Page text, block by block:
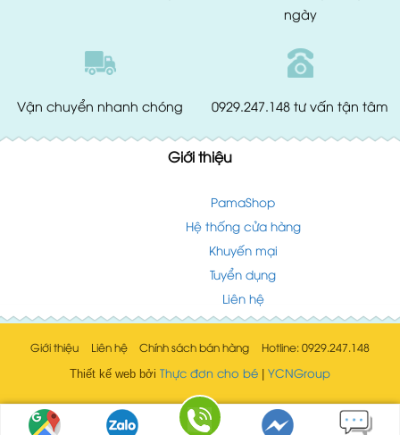
ngày
Vận chuyển nhanh chóng 0929.247.148 tư vấn tận tâm
Giới thiệu
PamaShop
Hệ thống cửa hàng
Khuyến mại
Tuyển dụng
Liên hệ
Giới thiệu Liên hệ Chính sách bán hàng Hotline: 0929.247.148
Thiết kế web bởi Thực đơn cho bé YCNGroup